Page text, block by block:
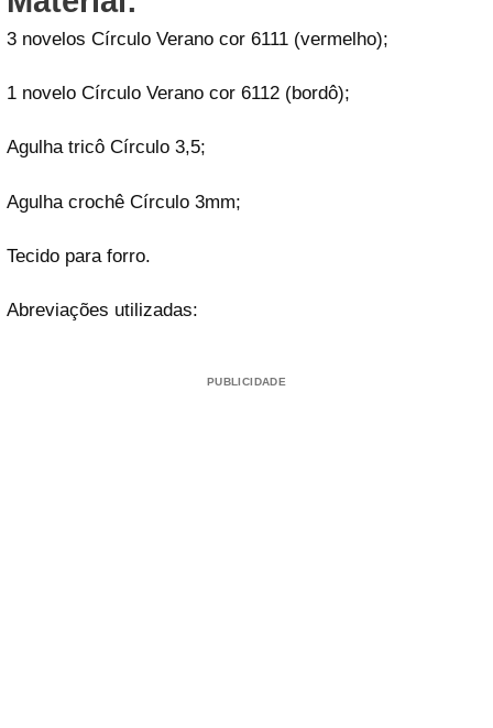
3 novelos Círculo Verano cor 6111 (vermelho);
1 novelo Círculo Verano cor 6112 (bordô);
Agulha tricô Círculo 3,5;
Agulha crochê Círculo 3mm;
Tecido para forro.
Abreviações utilizadas:
PUBLICIDADE